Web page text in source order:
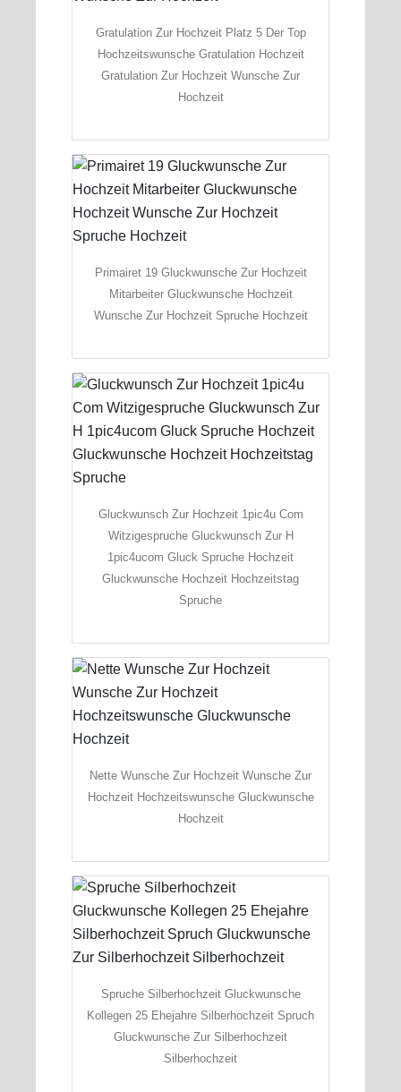
Gratulation Zur Hochzeit Platz 5 Der Top
Hochzeitswunsche Gratulation Hochzeit
Gratulation Zur Hochzeit Wunsche Zur
Hochzeit
Primairet 19 Gluckwunsche Zur Hochzeit
Mitarbeiter Gluckwunsche Hochzeit
Wunsche Zur Hochzeit Spruche Hochzeit
Gluckwunsch Zur Hochzeit 1pic4u Com
Witzigespruche Gluckwunsch Zur H
1pic4ucom Gluck Spruche Hochzeit
Gluckwunsche Hochzeit Hochzeitstag
Spruche
Nette Wunsche Zur Hochzeit Wunsche Zur
Hochzeit Hochzeitswunsche Gluckwunsche
Hochzeit
Spruche Silberhochzeit Gluckwunsche
Kollegen 25 Ehejahre Silberhochzeit Spruch
Gluckwunsche Zur Silberhochzeit
Silberhochzeit